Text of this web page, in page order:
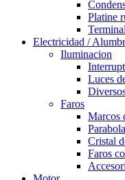
Platine
Electricidad /
Iluminacion
Luces
Faros
Marcos
Cristal
Faros